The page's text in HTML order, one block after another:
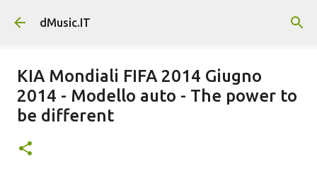
Passa ai contenuti principali
dMusic.IT
KIA Mondiali FIFA 2014 Giugno
2014 - Modello auto - The power to
be different